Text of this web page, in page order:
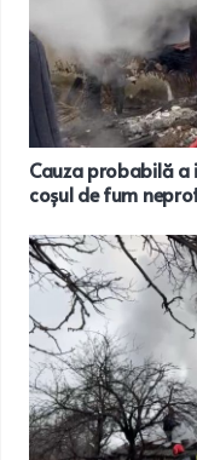
Cauza probabilă a
coșul de fum